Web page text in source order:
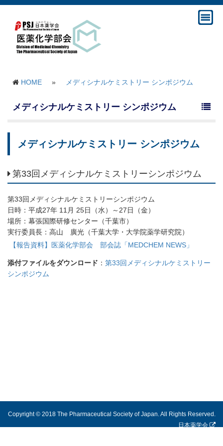
HOME » メディシナルケミストリー シンポジウム
メディシナルケミストリー シンポジウム
メディシナルケミストリー シンポジウム
第33回メディシナルケミストリーシンポジウム
第33回メディシナルケミストリーシンポジウム
日時：平成27年 11月 25日（水）～27日（金）
場所：幕張国際研修センター（千葉市）
実行委員長：高山 廣光（千葉大学・大学院薬学研究院）
【報告資料】医薬化学部会 部会誌「MEDCHEM NEWS」
添付ファイルをダウンロード ： 第33回メディシナルケミストリー
シンポジウム
Copyright © 2018 The Pharmaceutical Society of Japan. All Rights Reserved.
日本薬学会